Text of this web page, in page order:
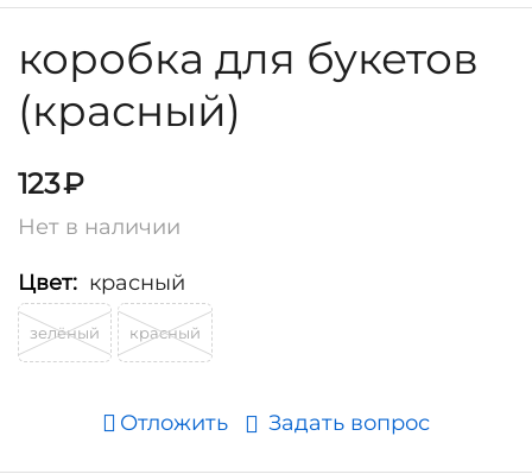
коробка для букетов
(красный)
123₽
Нет в наличии
Цвет: красный
зелёный красный
Отложить Задать вопрос